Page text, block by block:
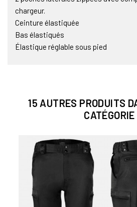
chargeur.
Ceinture élastiquée
Bas élastiqués
Élastique réglable sous pied
15 AUTRES PRODUITS
CATÉGORIE